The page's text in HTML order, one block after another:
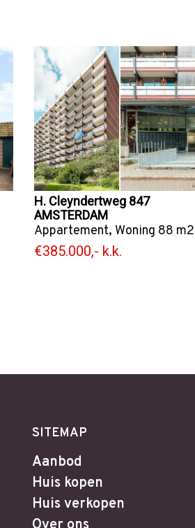
H. Cleyndertweg 847
AMSTERDAM
Appartement, Woning 88 m2
€385.000,- k.k.
SITEMAP
Aanbod
Huis kopen
Huis verkopen